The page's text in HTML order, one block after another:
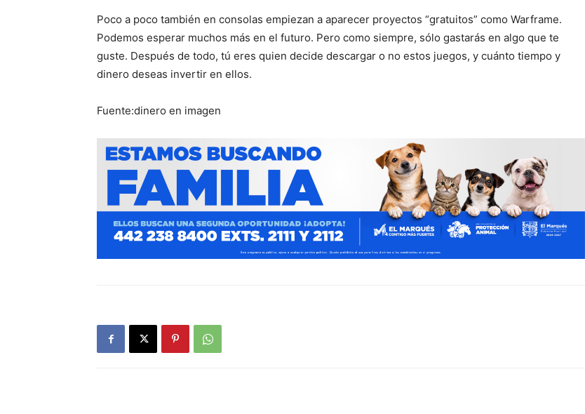
Poco a poco también en consolas empiezan a aparecer proyectos “gratuitos” como Warframe.
Podemos esperar muchos más en el futuro. Pero como siempre, sólo gastarás en algo que te
guste. Después de todo, tú eres quien decide descargar o no estos juegos, y cuánto tiempo y
dinero deseas invertir en ellos.
Fuente:dinero en imagen